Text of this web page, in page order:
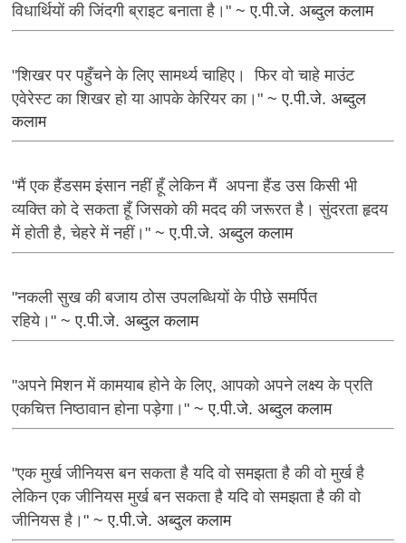
विधार्थियों की जिंदगी ब्राइट बनाता है।"~ ए.पी.जे. अब्दुल कलाम
"शिखर पर पहुँचने के लिए सामर्थ्य चाहिए। फिर वो चाहे माउंट
एवेरेस्ट का शिखर हो या आपके केरियर का।"~ ए.पी.जे. अब्दुल
कलाम
"मैं एक हैंडसम इंसान नहीं हूँ लेकिन मैं अपना हैंड उस किसी भी
व्यक्ति को दे सकता हूँ जिसको की मदद की जरूरत है। सुंदरता हृदय
में होती है, चेहरे में नहीं।"~ ए.पी.जे. अब्दुल कलाम
"नकली सुख की बजाय ठोस उपलब्धियों के पीछे समर्पित
रहिये।"~ ए.पी.जे. अब्दुल कलाम
"अपने मिशन में कामयाब होने के लिए, आपको अपने लक्ष्य के प्रति
एकचित्त निष्ठावान होना पड़ेगा।"~ ए.पी.जे. अब्दुल कलाम
"एक मुर्ख जीनियस बन सकता है यदि वो समझता है की वो मुर्ख है
लेकिन एक जीनियस मुर्ख बन सकता है यदि वो समझता है की वो
जीनियस है।"~ ए.पी.जे. अब्दुल कलाम